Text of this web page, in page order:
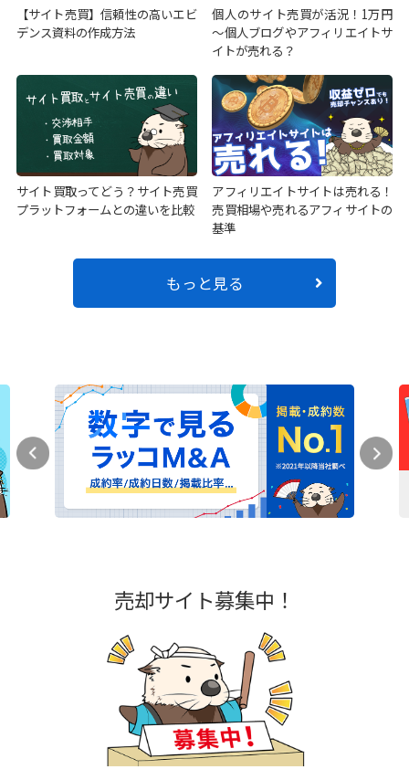
【サイト売買】信頼性の高いエビ
デンス資料の作成方法
個人のサイト売買が活況！1万円
～個人ブログやアフィリエイトサ
イトが売れる？
サイト買取ってどう？サイト売買
プラットフォームとの違いを比較
アフィリエイトサイトは売れる！
売買相場や売れるアフィサイトの
基準
もっと見る
売却サイト募集中！